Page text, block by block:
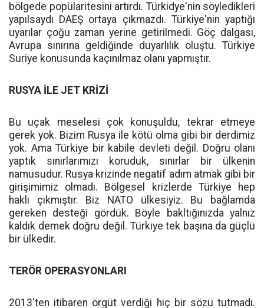
bölgede popülaritesini artırdı. Türkidye'nin söyledikleri
yapılsaydı DAEŞ ortaya çıkmazdı. Türkiye'nin yaptığı
uyarılar çoğu zaman yerine getirilmedi. Göç dalgası,
Avrupa sınırına geldiğinde duyarlılık oluştu. Türkiye
Suriye konusunda kaçınılmaz olanı yapmıştır.
RUSYA İLE JET KRİZİ
Bu uçak meselesi çok konuşuldu, tekrar etmeye
gerek yok. Bizim Rusya ile kötü olma gibi bir derdimiz
yok. Ama Türkiye bir kabile devleti değil. Doğru olanı
yaptık sınırlarımızı koruduk, sınırlar bir ülkenin
namusudur. Rusya krizinde negatif adım atmak gibi bir
girişimimiz olmadı. Bölgesel krizlerde Türkiye hep
haklı çıkmıştır. Biz NATO ülkesiyiz. Bu bağlamda
gereken desteği gördük. Böyle bakltığınızda yalnız
kaldık demek doğru değil. Türkiye tek başına da güçlü
bir ülkedir.
TERÖR OPERASYONLARI
2013'ten itibaren örgüt verdiği hiç bir sözü tutmadı.